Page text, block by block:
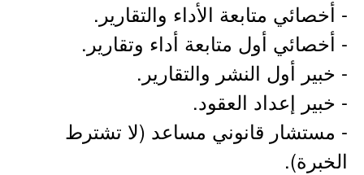
- أخصائي متابعة الأداء والتقارير.
- أخصائي أول متابعة أداء وتقارير.
- خبير أول النشر والتقارير.
- خبير إعداد العقود.
- مستشار قانوني مساعد (لا تشترط
الخبرة).